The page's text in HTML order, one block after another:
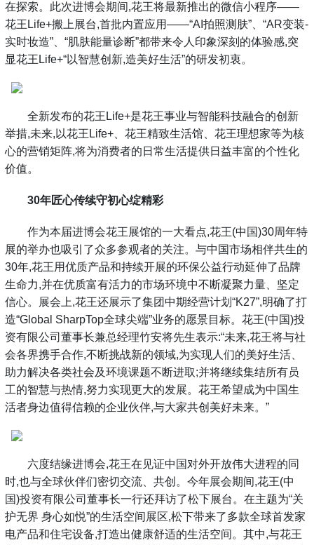
在探索。此次进博会期间,花王将最新推出的微信小程序——
花王Life+搬上展台,首批内置应用——“AI拍照测肤”、“AR变装-
实时妆造”、“肌肤能量诊断”都带来令人印象深刻的体验感,突
显花王Life+“以智慧创新,造美好生活”的研发初衷。
全新发布的花王Life+是花王事业与智能科技融合的创新
举措,未来,以花王Life+、花王精致生活馆、花王理想家等为核
心的营销矩阵,将为消费者的日常生活提供日益丰富的个性化
价值。
30年匠心传续守初心绽精彩
作为本届进博会花王展馆的一大看点,花王(中国)30周年特
展的举办也吸引了众多参观者的关注。与中国市场相伴共生的
30年,花王用优质产品和持续开展的环保公益行动延伸了品牌
生命力,并在优质富有活力的市场环境中不断凝聚力量、坚定
信心。展会上,花王还展示了集团中期经营计划“K27”,明确了打
造“Global SharpTop全球尖端”业务的愿景目标。花王(中国)投
资有限公司董事长兼总经理竹安将先生表示:“未来,花王将与社
会各界携手合作,不断挑战新的领域,为实现人们的美好生活、
助力解决各类社会及环境课题不断进取;并将继续集结所有员
工的智慧与热情,努力实现更大的发展。花王希望成为中国生
活者身边值得信赖的企业伙伴,与大家共创美好未来。”
六度结缘进博会,花王在见证中国对外开放伟大进程的同
时,也与全球伙伴们密切交流、共创。今年展会期间,花王(中
国)投资有限公司董事长一行还拜访了松下展台。在主题为“关
护无界 身心如悦”的生活空间展区,松下带来了多款全球首发家
电产品和住宅设备,打造出健康舒适的生活空间。其中,与花王